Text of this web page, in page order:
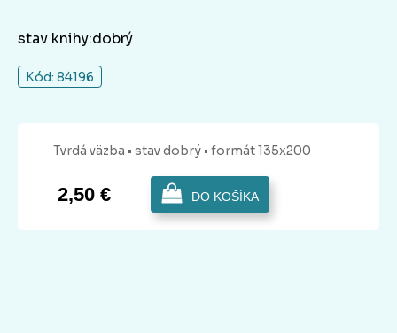
stav knihy:dobrý
Kód: 84196
Tvrdá väzba • stav dobrý • formát 135x200
2,50 € DO KOŠÍKA